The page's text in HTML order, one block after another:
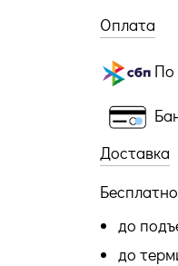
Оплата
По
Доставка
до
до